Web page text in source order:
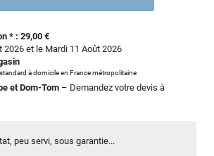
peu servi, sous garantie...
* : 29,00 €
2026 et le Mardi 11 Août 2026
à domicile en France métropolitaine
et Dom-Tom – Demandez votre devis à